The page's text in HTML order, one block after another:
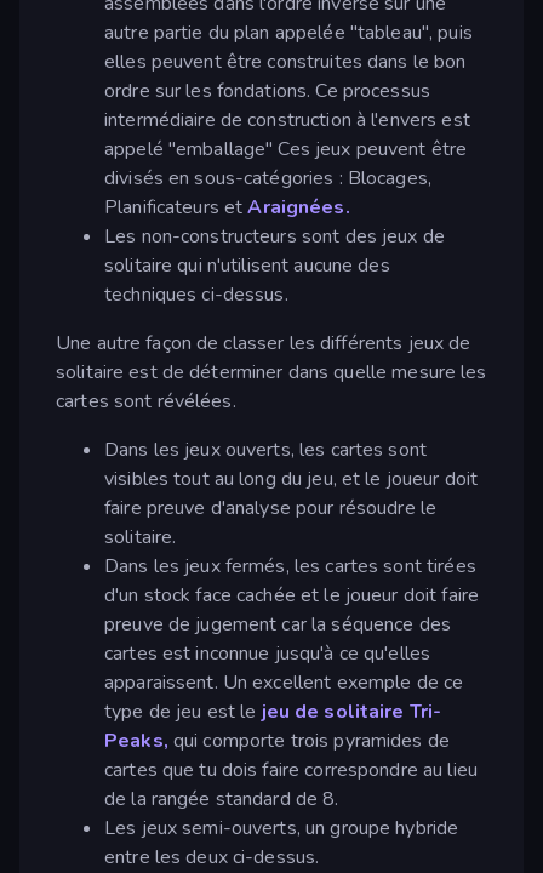
autre partie du plan appelée "tableau", puis
elles peuvent être construites dans le bon
ordre sur les fondations. Ce processus
intermédiaire de construction à l'envers est
appelé "emballage" Ces jeux peuvent être
divisés en sous-catégories : Blocages,
Planificateurs etAraignées.
Les non-constructeurs sont des jeux de
solitaire qui n'utilisent aucune des
techniques ci-dessus.
Une autre façon de classer les différents jeux de
solitaire est de déterminer dans quelle mesure les
cartes sont révélées.
Dans les jeux ouverts, les cartes sont
visibles tout au long du jeu, et le joueur doit
faire preuve d'analyse pour résoudre le
solitaire.
Dans les jeux fermés, les cartes sont tirées
d'un stock face cachée et le joueur doit faire
preuve de jugement car la séquence des
cartes est inconnue jusqu'à ce qu'elles
apparaissent. Un excellent exemple de ce
type de jeu est le jeu de solitaire Tri-
Peaks, qui comporte trois pyramides de
cartes que tu dois faire correspondre au lieu
de la rangée standard de 8.
Les jeux semi-ouverts, un groupe hybride
entre les deux ci-dessus.